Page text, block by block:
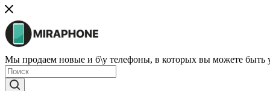
Мы продаем новые и б\у телефоны, в которых вы можете быть